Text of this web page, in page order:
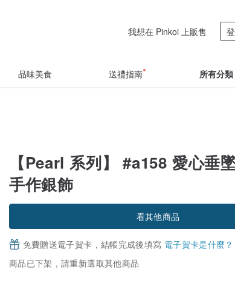
我想在 Pinkoi 上販售
品味美食 送禮指南 所有分類
【Pearl 系列】 #a158 愛心垂
手作銀飾
看其他商品
免費贈送電子賀卡，結帳完成後填寫 電子賀卡是什麼？
商品已下架，請重新選取其他商品